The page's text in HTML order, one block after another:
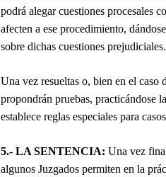
podrá alegar cuestiones procesales
afecten a ese procedimiento,
sobre dichas cuestiones prejudiciales.
Una vez resueltas o, bien en el caso
propondrán pruebas, practicándose
establece reglas especiales para
5.- LA SENTENCIA: Una vez
algunos Juzgados permiten en la